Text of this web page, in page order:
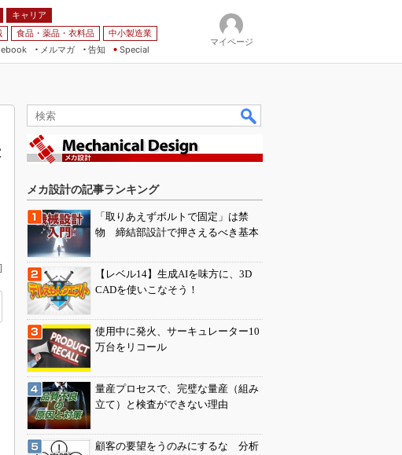
キャリア
食品・薬品・衣料品
中小製造業
ebook
メルマガ
告知 Special
マイページ
]
メカ設計の記事ランキング
「取りあえずボルトで固定」は禁
物 締結部設計で押さえるべき基本
【レベル14】生成AIを味方に、3D
CADを使いこなそう！
使用中に発火、サーキュレーター10
万台をリコール
量産プロセスで、完璧な量産（組み
立て）と検査ができない理由
顧客の要望をうのみにするな 分析